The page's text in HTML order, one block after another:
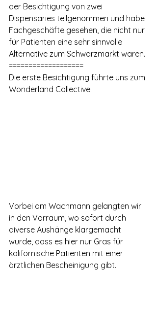
der Besichtigung von zwei
Dispensaries teilgenommen und habe
Fachgeschäfte gesehen, die nicht nur
für Patienten eine sehr sinnvolle
Alternative zum Schwarzmarkt wären.
===================
Die erste Besichtigung führte uns zum
Wonderland Collective.
Vorbei am Wachmann gelangten wir
in den Vorraum, wo sofort durch
diverse Aushänge klargemacht
wurde, dass es hier nur Gras für
kalifornische Patienten mit einer
ärztlichen Bescheinigung gibt.